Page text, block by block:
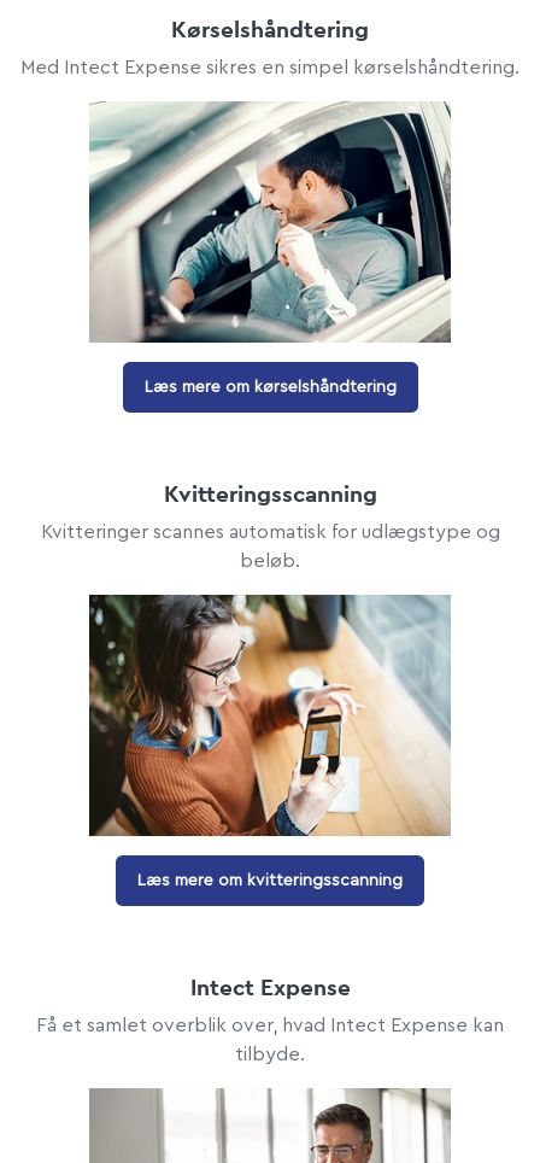
Kørselshåndtering
Med Intect Expense sikres en simpel kørselshåndtering.
Læs mere om kørselshåndtering
Kvitteringsscanning
Kvitteringer scannes automatisk for udlægstype og
beløb.
Læs mere om kvitteringsscanning
Intect Expense
Få et samlet overblik over, hvad Intect Expense kan
tilbyde.